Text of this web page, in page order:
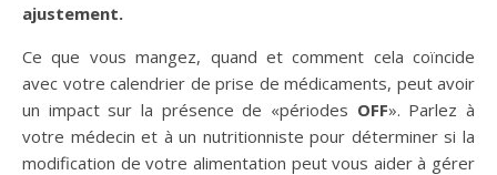
ajustement.
Ce que vous mangez, quand et comment cela coïncide
avec votre calendrier de prise de médicaments, peut avoir
un impact sur la présence de «périodes OFF». Parlez à
votre médecin et à un nutritionniste pour déterminer si la
modification de votre alimentation peut vous aider à gérer